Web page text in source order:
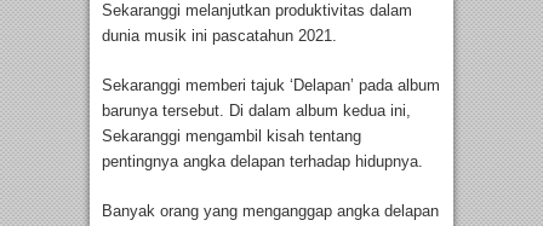
Sekaranggi melanjutkan produktivitas dalam
dunia musik ini pascatahun 2021.
Sekaranggi memberi tajuk ‘Delapan’ pada album
barunya tersebut. Di dalam album kedua ini,
Sekaranggi mengambil kisah tentang
pentingnya angka delapan terhadap hidupnya.
Banyak orang yang menganggap angka delapan